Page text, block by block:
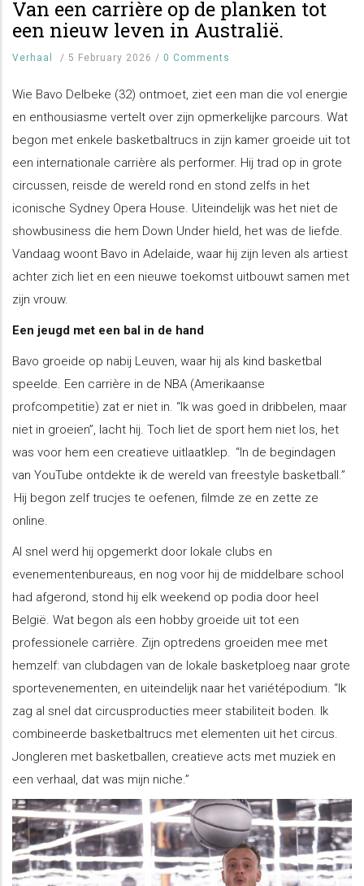
Van een carrière op de planken tot
een nieuw leven in Australië.
Verhaal / 5 February 2026 / 0 Comments
Wie Bavo Delbeke (32) ontmoet, ziet een man die vol energie
en enthousiasme vertelt over zijn opmerkelijke parcours. Wat
begon met enkele basketbaltrucs in zijn kamer groeide uit tot
een internationale carrière als performer. Hij trad op in grote
circussen, reisde de wereld rond en stond zelfs in het
iconische Sydney Opera House. Uiteindelijk was het niet de
showbusiness die hem Down Under hield, het was de liefde.
Vandaag woont Bavo in Adelaide, waar hij zijn leven als artiest
achter zich liet en een nieuwe toekomst uitbouwt samen met
zijn vrouw.
Een jeugd met een bal in de hand
Bavo groeide op nabij Leuven, waar hij als kind basketbal
speelde. Een carrière in de NBA (Amerikaanse
profcompetitie) zat er niet in. “Ik was goed in dribbelen, maar
niet in groeien”, lacht hij. Toch liet de sport hem niet los, het
was voor hem een creatieve uitlaatklep. “In de begindagen
van YouTube ontdekte ik de wereld van freestyle basketball.”
Hij begon zelf trucjes te oefenen, filmde ze en zette ze
online.
Al snel werd hij opgemerkt door lokale clubs en
evenementenbureaus, en nog voor hij de middelbare school
had afgerond, stond hij elk weekend op podia door heel
België. Wat begon als een hobby groeide uit tot een
professionele carrière. Zijn optredens groeiden mee met
hemzelf: van clubdagen van de lokale basketploeg naar grote
sportevenementen, en uiteindelijk naar het variétépodium. “Ik
zag al snel dat circusproducties meer stabiliteit boden. Ik
combineerde basketbaltrucs met elementen uit het circus.
Jongleren met basketballen, creatieve acts met muziek en
een verhaal, dat was mijn niche.”